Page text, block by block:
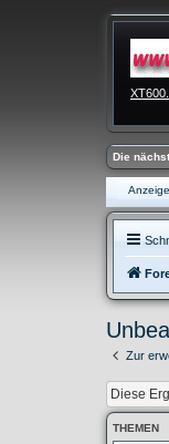
Die
Zur
THEMEN